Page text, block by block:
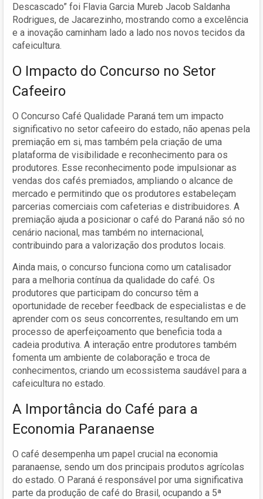
Descascado” foi Flavia Garcia Mureb Jacob Saldanha
Rodrigues, de Jacarezinho, mostrando como a excelência
e a inovação caminham lado a lado nos novos tecidos da
cafeicultura.
O Impacto do Concurso no Setor
Cafeeiro
O Concurso Café Qualidade Paraná tem um impacto
significativo no setor cafeeiro do estado, não apenas pela
premiação em si, mas também pela criação de uma
plataforma de visibilidade e reconhecimento para os
produtores. Esse reconhecimento pode impulsionar as
vendas dos cafés premiados, ampliando o alcance de
mercado e permitindo que os produtores estabeleçam
parcerias comerciais com cafeterias e distribuidores. A
premiação ajuda a posicionar o café do Paraná não só no
cenário nacional, mas também no internacional,
contribuindo para a valorização dos produtos locais.
Ainda mais, o concurso funciona como um catalisador
para a melhoria contínua da qualidade do café. Os
produtores que participam do concurso têm a
oportunidade de receber feedback de especialistas e de
aprender com os seus concorrentes, resultando em um
processo de aperfeiçoamento que beneficia toda a
cadeia produtiva. A interação entre produtores também
fomenta um ambiente de colaboração e troca de
conhecimentos, criando um ecossistema saudável para a
cafeicultura no estado.
A Importância do Café para a
Economia Paranaense
O café desempenha um papel crucial na economia
paranaense, sendo um dos principais produtos agrícolas
do estado. O Paraná é responsável por uma significativa
parte da produção de café do Brasil, ocupando a 5ª